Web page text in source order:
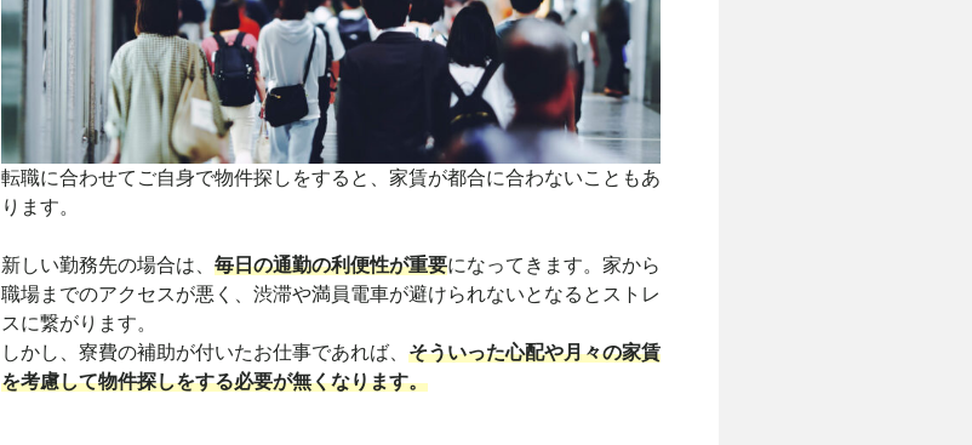
転職に合わせてご自身で物件探しをすると、家賃が都合に合わないこともあ
ります。
新しい勤務先の場合は、 毎日の通勤の利便性が重要になってきます。家から
職場までのアクセスが悪く、渋滞や満員電車が避けられないとなるとストレ
スに繋がります。
しかし、寮費の補助が付いたお仕事であれば、 そういった心配や月々の家賃
を考慮して物件探しをする必要が無くなります。